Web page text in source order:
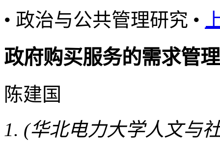
• 政治与公共管理研究 •
政府购买服务的需求管
陈建国
(华北电力大学人文与